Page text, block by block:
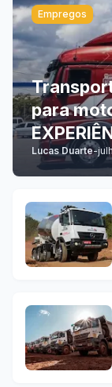
Empregos
para
Lucas Duarte-